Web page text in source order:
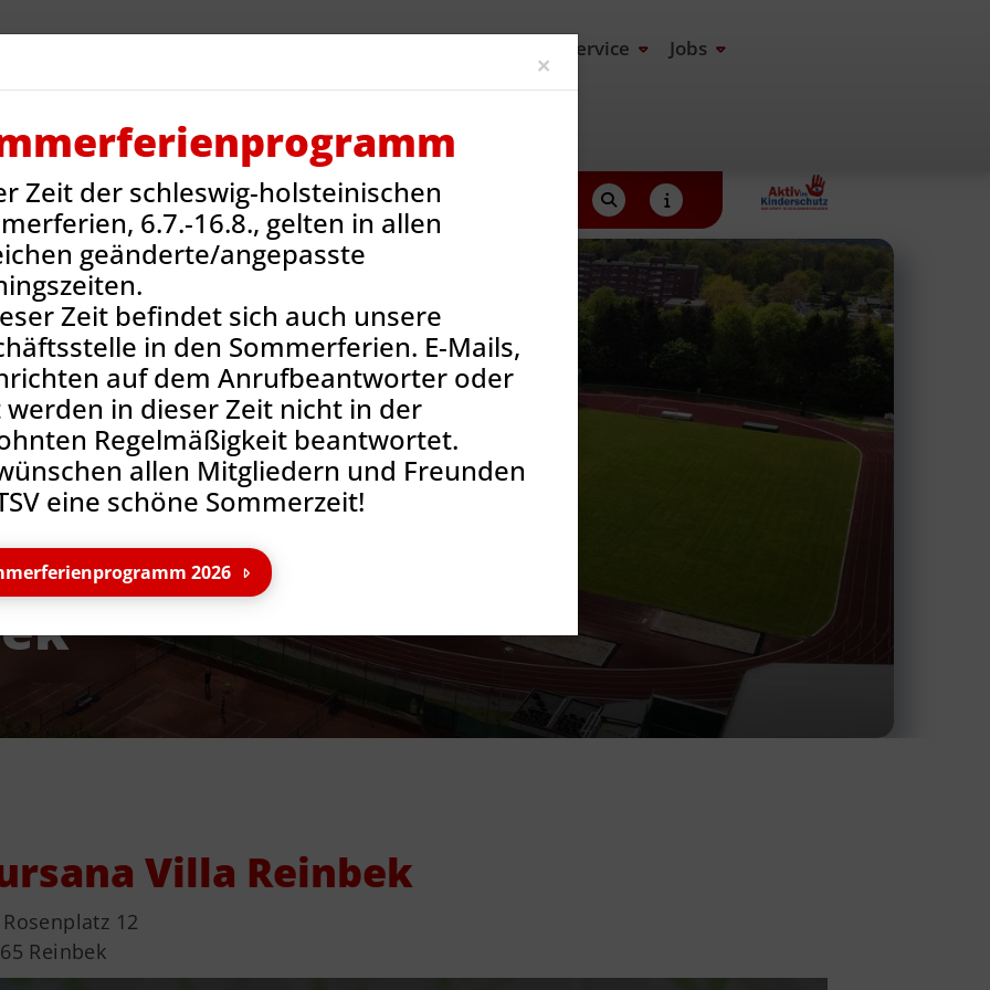
Service Jobs
Onlineshop
Kursana Villa Reinbek
Villa Reinbek
12
Reinbek
Service
Downloads
TSV Reinbek
×
Zeit der schleswig-holsteinischen
6.7.-16.8., gelten in allen
geänderte/angepasste
Zeit befindet sich auch unsere
in den Sommerferien. E-Mails,
auf dem Anrufbeantworter oder
werden in dieser Zeit nicht in der
Regelmäßigkeit beantwortet.
allen Mitgliedern und Freunden
eine schöne Sommerzeit!
2026